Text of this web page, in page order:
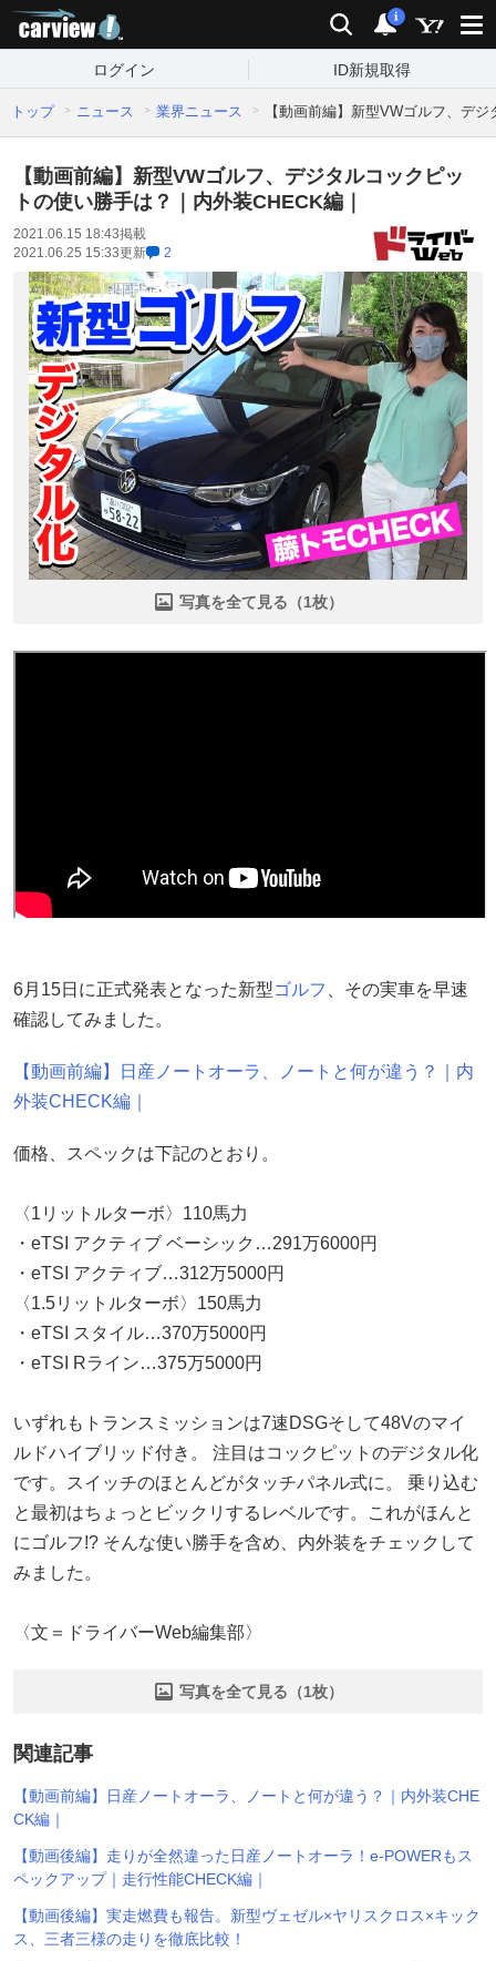
検索 通知
i
ログイン ID新規取得
トップ ニュース 業界ニュース 【動画前編】新型VWゴルフ、デ
【動画前編】新型VWゴルフ、デジタルコックピッ
トの使い勝手は？｜内外装CHECK編｜
2021.06.15 18:43掲載
2021.06.25 15:33更新 2
写真を全て見る（1枚）
6月15日に正式発表となった新型ゴルフ
、その実車を早速
確認してみました。
【動画前編】日産ノートオーラ、ノートと何が違う？｜内
外装CHECK編｜
価格、スペックは下記のとおり。
〈1リットルターボ〉110馬力
・eTSI アクティブ ベーシック…291万6000円
・eTSI アクティブ…312万5000円
〈1.5リットルターボ〉150馬力
・eTSI スタイル…370万5000円
・eTSI Rライン…375万5000円
いずれもトランスミッションは7速DSGそして48Vのマイ
ルドハイブリッド付き。 注目はコックピットのデジタル化
です。スイッチのほとんどがタッチパネル式に。 乗り込む
と最初はちょっとビックリするレベルです。これがほんと
にゴルフ!? そんな使い勝手を含め、内外装をチェックして
みました。
〈文＝ドライバーWeb編集部〉
写真を全て見る（1枚）
関連記事
【動画前編】日産ノートオーラ、ノートと何が違う？｜内外装CHE
CK編｜
【動画後編】走りが全然違った日産ノートオーラ！e-POWERもス
ペックアップ｜走行性能CHECK編｜
【動画後編】実走燃費も報告。新型ヴェゼル×ヤリスクロス×キック
ス、三者三様の走りを徹底比較！